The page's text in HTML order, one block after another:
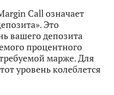
Call означает
Это
вашего депозита
процентного
марже. Для
уровень колеблется